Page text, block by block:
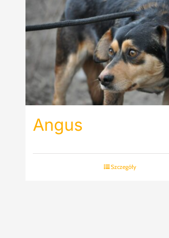
Angus
Szczegóły